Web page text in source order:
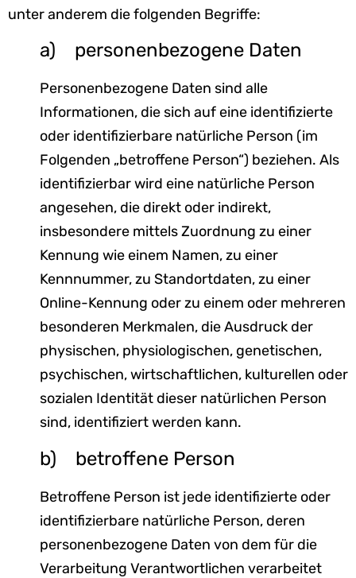
unter anderem die folgenden Begriffe:
a) personenbezogene Daten
Personenbezogene Daten sind alle
Informationen, die sich auf eine identifizierte
oder identifizierbare natürliche Person (im
Folgenden „betroffene Person“) beziehen. Als
identifizierbar wird eine natürliche Person
angesehen, die direkt oder indirekt,
insbesondere mittels Zuordnung zu einer
Kennung wie einem Namen, zu einer
Kennnummer, zu Standortdaten, zu einer
Online-Kennung oder zu einem oder mehreren
besonderen Merkmalen, die Ausdruck der
physischen, physiologischen, genetischen,
psychischen, wirtschaftlichen, kulturellen oder
sozialen Identität dieser natürlichen Person
sind, identifiziert werden kann.
b) betroffene Person
Betroffene Person ist jede identifizierte oder
identifizierbare natürliche Person, deren
personenbezogene Daten von dem für die
Verarbeitung Verantwortlichen verarbeitet